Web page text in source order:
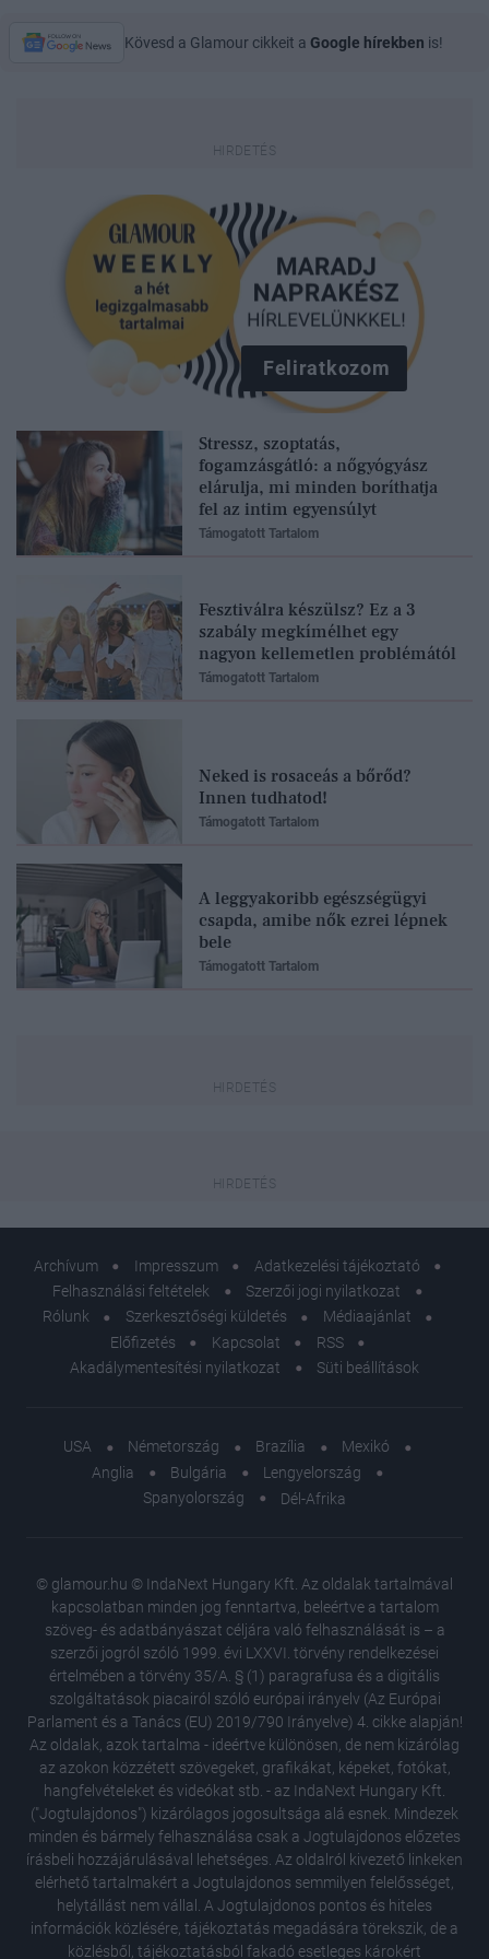
ami
Kövesd a Glamour cikkeit a Google hírekben is!
Feliratkozom
Stressz, szoptatás,
fogamzásgátló: a nőgyógyász
elárulja, mi minden boríthatja
fel az intim egyensúlyt
Támogatott Tartalom
Fesztiválra készülsz? Ez a 3
szabály megkímélhet egy
nagyon kellemetlen problémától
Támogatott Tartalom
Neked is rosaceás a bőrőd?
Innen tudhatod!
Támogatott Tartalom
A leggyakoribb egészségügyi
csapda, amibe nők ezrei lépnek
bele
Támogatott Tartalom
Archívum Impresszum
Adatkezelési tájékoztató
Felhasználási feltételek
Szerzői jogi nyilatkozat
Rólunk
Szerkesztőségi küldetés
Médiaajánlat
Előfizetés
Kapcsolat
RSS
Akadálymentesítési nyilatkozat
Süti beállítások
USA Németország Brazília
Mexikó
Anglia
Bulgária
Lengyelország
Spanyolország
Dél-Afrika
© glamour.hu © IndaNext Hungary Kft. Az oldalak tartalmával
kapcsolatban minden jog fenntartva, beleértve a tartalom
szöveg- és adatbányászat céljára való felhasználását is – a
szerzői jogról szóló 1999. évi LXXVI. törvény rendelkezései
értelmében a törvény 35/A. § (1) paragrafusa és a digitális
szolgáltatások piacairól szóló európai irányelv (Az Európai
Parlament és a Tanács (EU) 2019/790 Irányelve) 4. cikke alapján!
Az oldalak, azok tartalma - ideértve különösen, de nem kizárólag
az azokon közzétett szövegeket, grafikákat, képeket, fotókat,
hangfelvételeket és videókat stb. - az IndaNext Hungary Kft.
("Jogtulajdonos") kizárólagos jogosultsága alá esnek. Mindezek
minden és bármely felhasználása csak a Jogtulajdonos előzetes
írásbeli hozzájárulásával lehetséges. Az oldalról kivezető linkeken
elérhető tartalmakért a Jogtulajdonos semmilyen felelősséget,
helytállást nem vállal. A Jogtulajdonos pontos és hiteles
információk közlésére, tájékoztatás megadására törekszik, de a
közlésből, tájékoztatásból fakadó esetleges károkért